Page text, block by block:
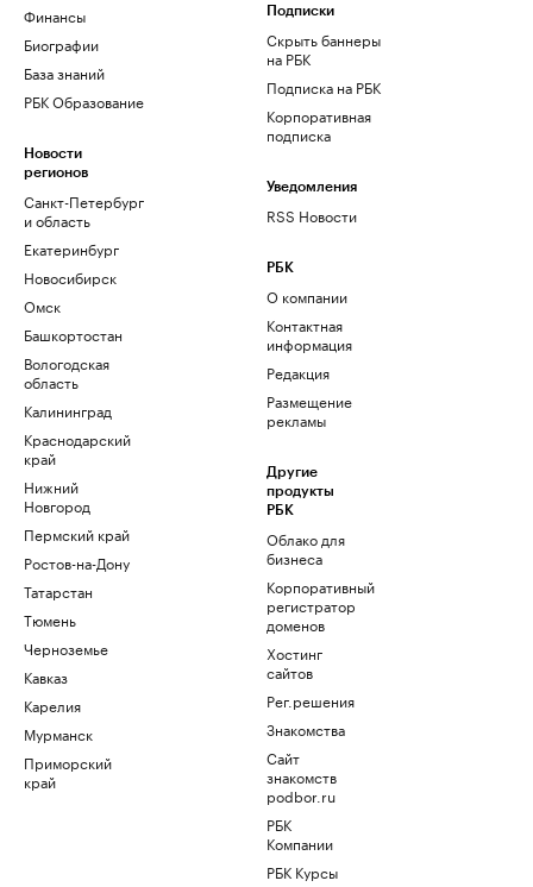
Финансы
Биографии
База знаний
РБК Образование
Новости
регионов
Санкт-Петербург
и область
Екатеринбург
Новосибирск
Омск
Башкортостан
Вологодская
область
Калининград
Краснодарский
край
Нижний
Новгород
Пермский край
Ростов-на-Дону
Татарстан
Тюмень
Черноземье
Кавказ
Карелия
Мурманск
Приморский
край
Подписки
Скрыть баннеры
на РБК
Подписка на РБК
Корпоративная
подписка
Уведомления
RSS Новости
РБК
О компании
Контактная
информация
Редакция
Размещение
рекламы
Другие
продукты
РБК
Облако для
бизнеса
Корпоративный
регистратор
доменов
Хостинг
сайтов
Рег.решения
Знакомства
Сайт
знакомств
podbor.ru
РБК
Компании
РБК Курсы